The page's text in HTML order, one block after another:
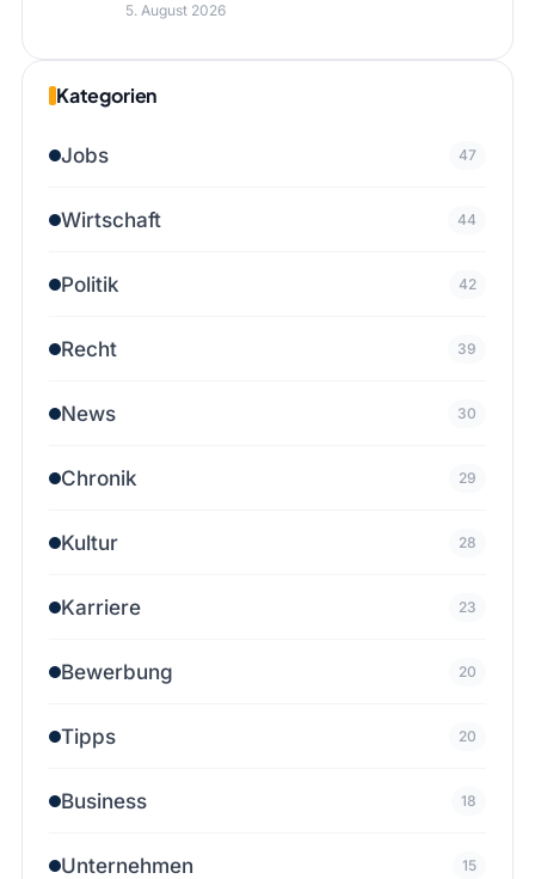
5. August 2026
Kategorien
Jobs 47
Wirtschaft 44
Politik 42
Recht 39
News 30
Chronik 29
Kultur 28
Karriere 23
Bewerbung 20
Tipps 20
Business 18
Unternehmen 15